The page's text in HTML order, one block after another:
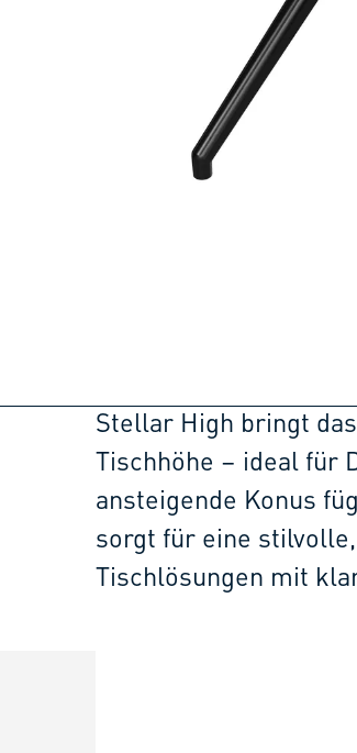
Stellar High bringt
Tischhöhe – ideal für
ansteigende Konus
sorgt für eine
Tischlösungen mit